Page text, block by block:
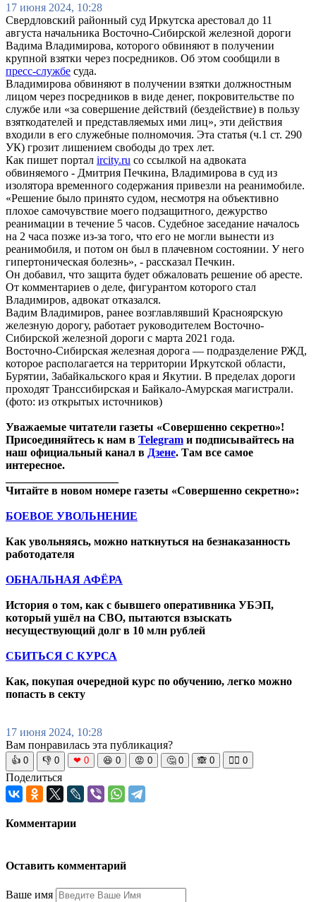
17 июня 2024, 10:28
Свердловский районный суд Иркутска арестовал до 11
августа начальника Восточно-Сибирской железной дороги
Вадима Владимирова, которого обвиняют в получении
крупной взятки через посредников. Об этом сообщили в
пресс-службе суда.
Владимирова обвиняют в получении взятки должностным
лицом через посредников в виде денег, покровительстве по
службе или «за совершение действий (бездействие) в пользу
взяткодателей и представляемых ими лиц», эти действия
входили в его служебные полномочия. Эта статья (ч.1 ст. 290
УК) грозит лишением свободы до трех лет.
Как пишет портал ircity.ru со ссылкой на адвоката
обвиняемого - Дмитрия Печкина, Владимирова в суд из
изолятора временного содержания привезли на реанимобиле.
«Решение было принято судом, несмотря на объективно
плохое самочувствие моего подзащитного, дежурство
реанимации в течение 5 часов. Судебное заседание началось
на 2 часа позже из-за того, что его не могли вынести из
реанимобиля, и потом он был в плачевном состоянии. У него
гипертоническая болезнь», - рассказал Печкин.
Он добавил, что защита будет обжаловать решение об аресте.
От комментариев о деле, фигурантом которого стал
Владимиров, адвокат отказался.
Вадим Владимиров, ранее возглавлявший Красноярскую
железную дорогу, работает руководителем Восточно-
Сибирской железной дороги с марта 2021 года.
Восточно-Сибирская железная дорога — подразделение РЖД,
которое располагается на территории Иркутской области,
Бурятии, Забайкальского края и Якутии. В пределах дороги
проходят Транссибирская и Байкало-Амурская магистрали.
(фото: из открытых источников)
Уважаемые читатели газеты «Совершенно секретно»!
Присоединяйтесь к нам в Telegram и подписывайтесь на
наш официальный канал в Дзене. Там все самое
интересное.
Читайте в новом номере газеты «Совершенно секретно»:
БОЕВОЕ УВОЛЬНЕНИЕ
Как увольняясь, можно наткнуться на безнаказанность
работодателя
ОБНАЛЬНАЯ АФЁРА
История о том, как с бывшего оперативника УБЭП,
который ушёл на СВО, пытаются взыскать
несуществующий долг в 10 млн рублей
СБИТЬСЯ С КУРСА
Как, покупая очередной курс по обучению, легко можно
попасть в секту
17 июня 2024, 10:28
Вам понравилась эта публикация?
👍 0 👎 0 ❤ 0 😆 0 😡 0 🤔 0 🙈 0 🧘‍♀️ 0
Поделиться
Комментарии
Оставить комментарий
Ваше имя